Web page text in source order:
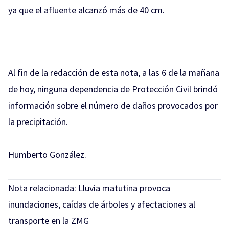
ya que el afluente alcanzó más de 40 cm.
Al fin de la redacción de esta nota, a las 6 de la mañana
de hoy, ninguna dependencia de Protección Civil brindó
información sobre el número de daños provocados por
la precipitación.
Humberto González.
Nota relacionada: Lluvia matutina provoca
inundaciones, caídas de árboles y afectaciones al
transporte en la ZMG